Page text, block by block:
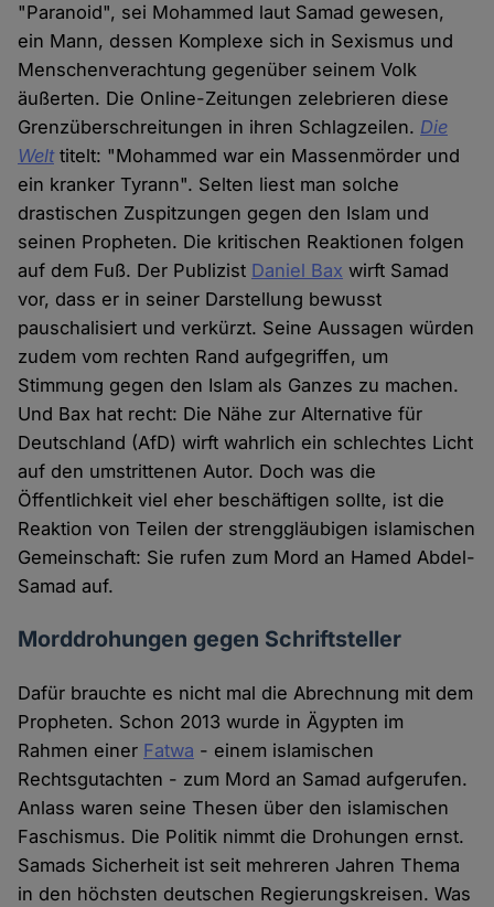
"Paranoid", sei Mohammed laut Samad gewesen,
ein Mann, dessen Komplexe sich in Sexismus und
Menschenverachtung gegenüber seinem Volk
äußerten. Die Online-Zeitungen zelebrieren diese
Grenzüberschreitungen in ihren Schlagzeilen. Die
Welttitelt: "Mohammed war ein Massenmörder und
ein kranker Tyrann". Selten liest man solche
drastischen Zuspitzungen gegen den Islam und
seinen Propheten. Die kritischen Reaktionen folgen
auf dem Fuß. Der Publizist Daniel Bax wirft Samad
vor, dass er in seiner Darstellung bewusst
pauschalisiert und verkürzt. Seine Aussagen würden
zudem vom rechten Rand aufgegriffen, um
Stimmung gegen den Islam als Ganzes zu machen.
Und Bax hat recht: Die Nähe zur Alternative für
Deutschland (AfD) wirft wahrlich ein schlechtes Licht
auf den umstrittenen Autor. Doch was die
Öffentlichkeit viel eher beschäftigen sollte, ist die
Reaktion von Teilen der strenggläubigen islamischen
Gemeinschaft: Sie rufen zum Mord an Hamed Abdel-
Samad auf.
Morddrohungen gegen Schriftsteller
Dafür brauchte es nicht mal die Abrechnung mit dem
Propheten. Schon 2013 wurde in Ägypten im
Rahmen einer Fatwa - einem islamischen
Rechtsgutachten - zum Mord an Samad aufgerufen.
Anlass waren seine Thesen über den islamischen
Faschismus. Die Politik nimmt die Drohungen ernst.
Samads Sicherheit ist seit mehreren Jahren Thema
in den höchsten deutschen Regierungskreisen. Was